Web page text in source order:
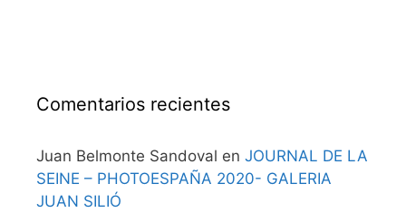
Comentarios recientes
Juan Belmonte Sandoval en JOURNAL DE LA
SEINE – PHOTOESPAÑA 2020- GALERIA
JUAN SILIÓ